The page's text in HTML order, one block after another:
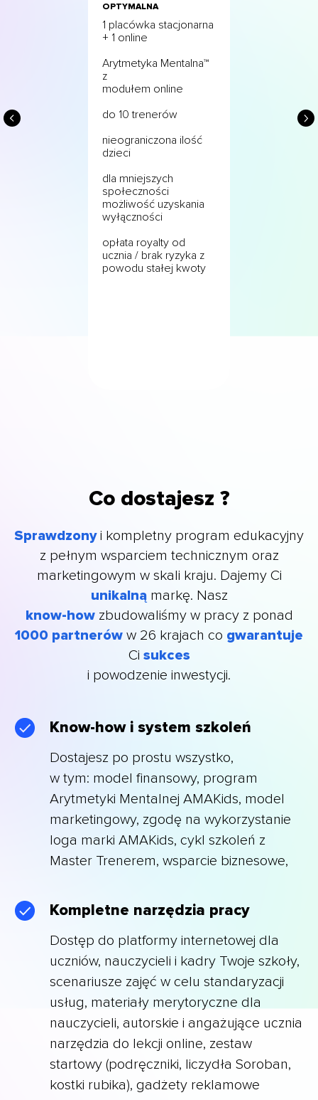
OPTYMALNA
1 placówka stacjonarna
+ 1 online
Arytmetyka Mentalna™
z
modułem online
do 10 trenerów
nieograniczona ilość
dzieci
dla mniejszych
społeczności
możliwość uzyskania
wyłączności
opłata royalty od
ucznia / brak ryzyka z
powodu stałej kwoty
Co dostajesz ?
Sprawdzonyi kompletny program edukacyjny
z pełnym wsparciem technicznym oraz
marketingowym w skali kraju. Dajemy Ci
unikalnąmarkę. Nasz
know-howzbudowaliśmy w pracy z ponad
1000 partnerów w 26 krajach co gwarantuje
Ci sukces
i powodzenie inwestycji.
Know-how i system szkoleń
Dostajesz po prostu wszystko,
w tym: model finansowy, program
Arytmetyki Mentalnej AMAKids, model
marketingowy, zgodę na wykorzystanie
loga marki AMAKids, cykl szkoleń z
Master Trenerem, wsparcie biznesowe,
Kompletne narzędzia pracy
Dostęp do platformy internetowej dla
uczniów, nauczycieli i kadry Twoje szkoły,
scenariusze zajęć w celu standaryzacji
usług, materiały merytoryczne dla
nauczycieli, autorskie i angażujące ucznia
narzędzia do lekcji online, zestaw
startowy (podręczniki, liczydła Soroban,
kostki rubika), gadżety reklamowe